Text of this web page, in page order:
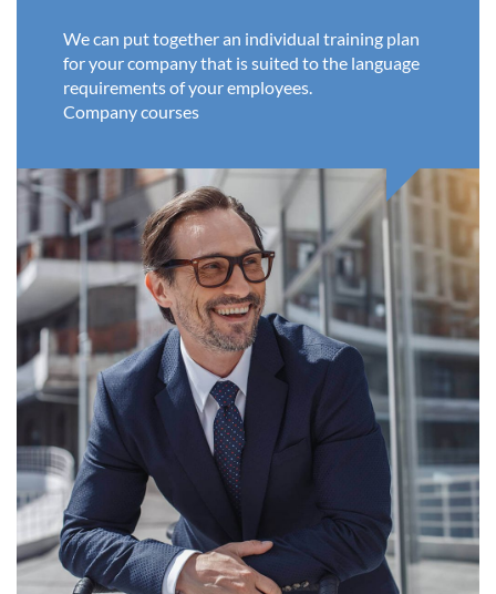
We can put together an individual training plan
for your company that is suited to the language
requirements of your employees.
Company courses